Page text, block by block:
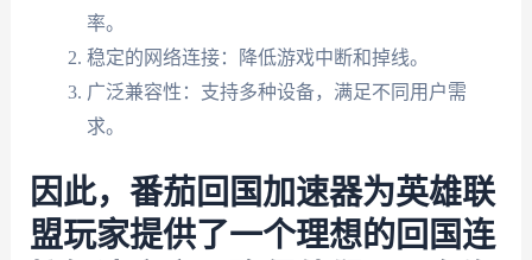
率。
稳定的网络连接：降低游戏中断和掉线。
广泛兼容性：支持多种设备，满足不同用户需
求。
因此，番茄回国加速器为英雄联
盟玩家提供了一个理想的回国连